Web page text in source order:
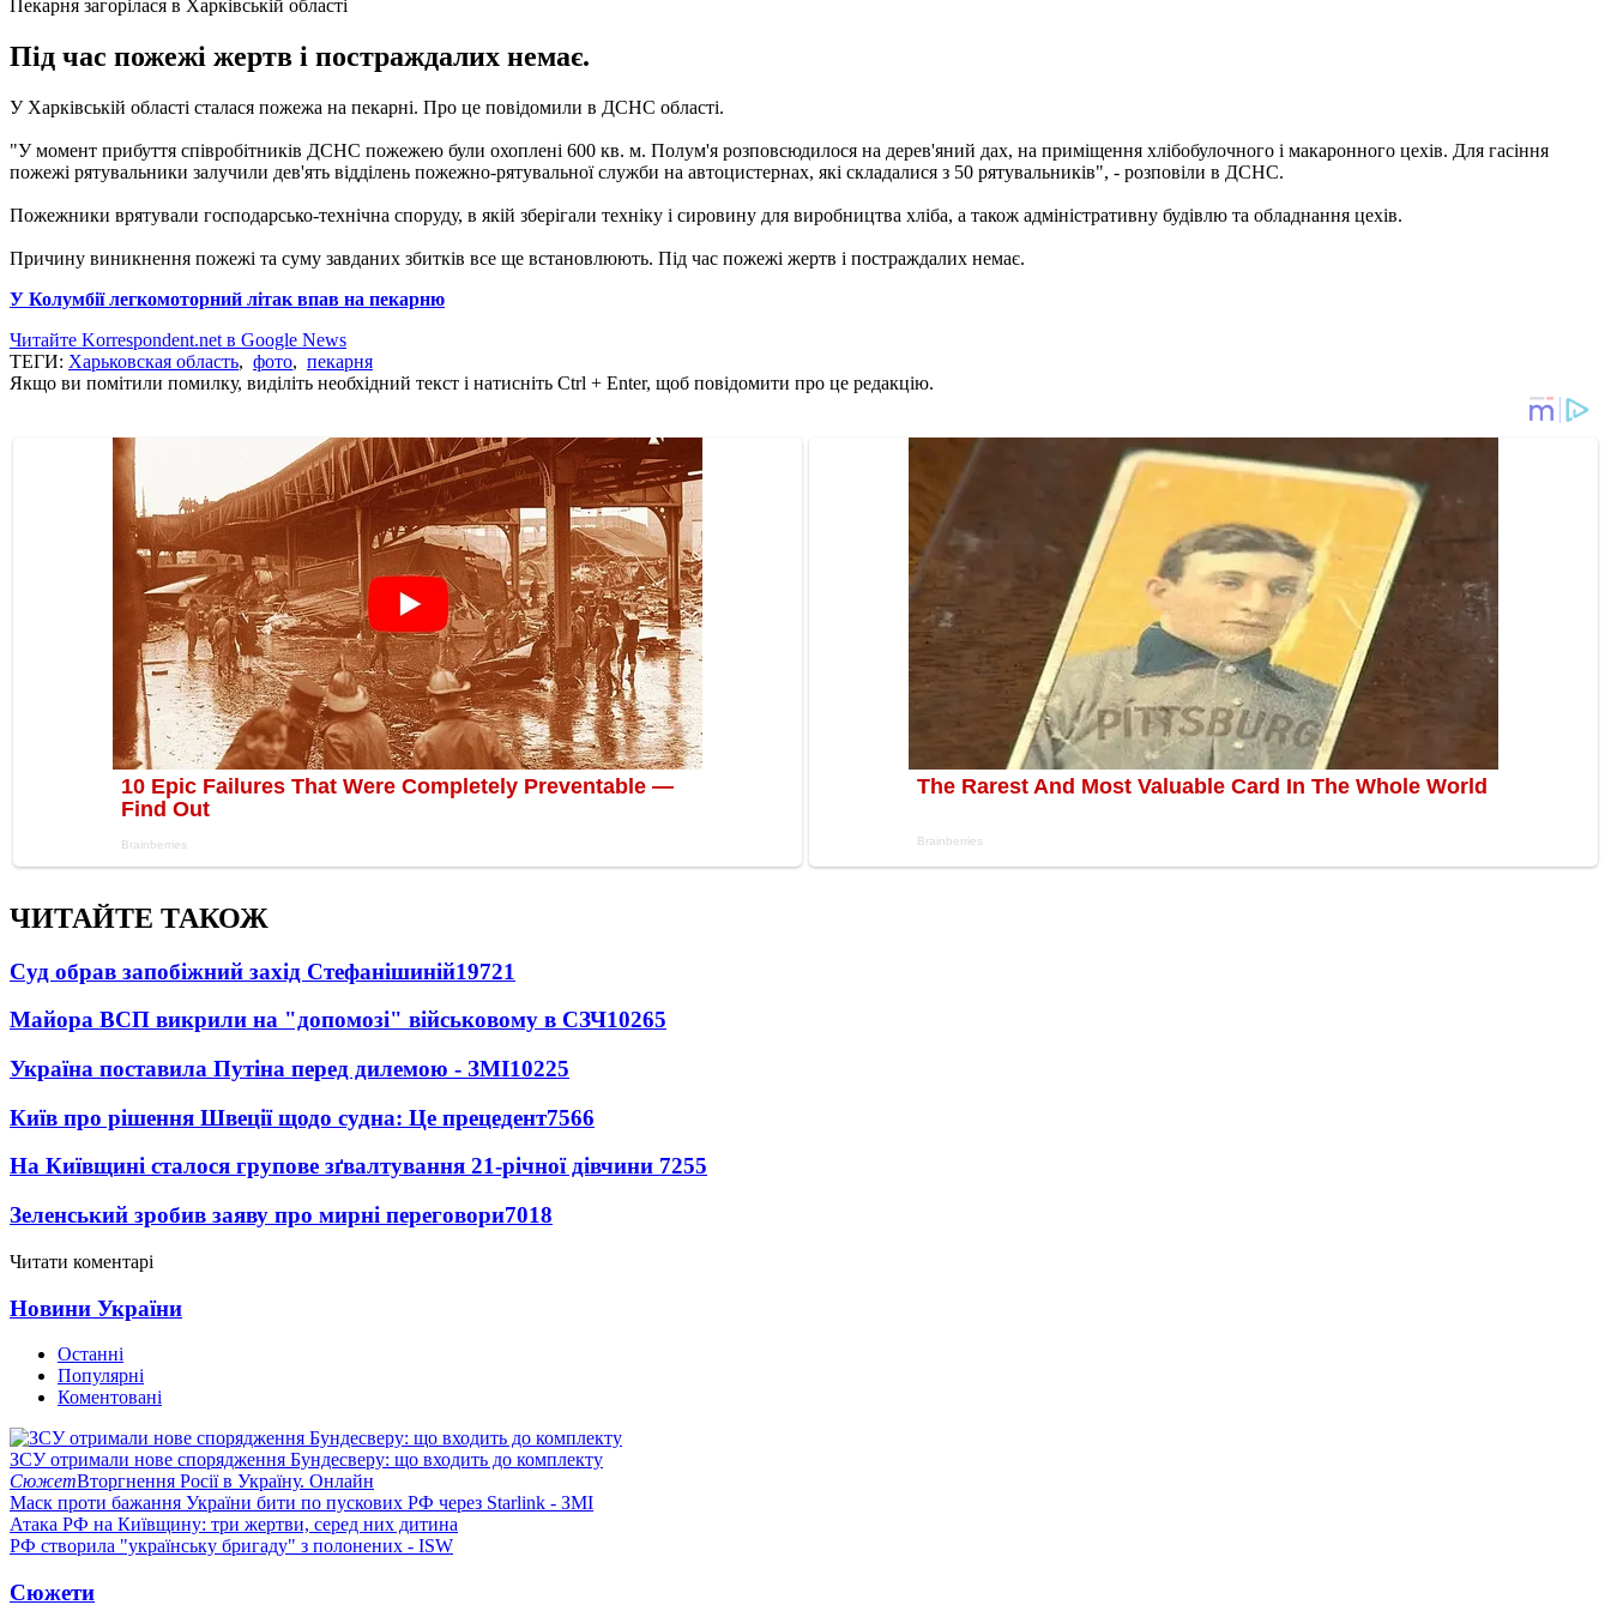
Пекарня загорілася в Харківській області
Під час пожежі жертв і постраждалих немає.
У Харківській області сталася пожежа на пекарні. Про це повідомили в ДСНС області.
"У момент прибуття співробітників ДСНС пожежею були охоплені 600 кв. м. Полум'я розповсюдилося на дерев'яний дах, на приміщення хлібобулочного і макаронного цехів. Для гасіння
пожежі рятувальники залучили дев'ять відділень пожежно-рятувальної служби на автоцистернах, які складалися з 50 рятувальників", - розповіли в ДСНС.
Пожежники врятували господарсько-технічна споруду, в якій зберігали техніку і сировину для виробництва хліба, а також адміністративну будівлю та обладнання цехів.
Причину виникнення пожежі та суму завданих збитків все ще встановлюють. Під час пожежі жертв і постраждалих немає.
У Колумбії легкомоторний літак впав на пекарню
Читайте Korrespondent.net в Google News
ТЕГИ: Харьковская область, фото, пекарня
Якщо ви помітили помилку, виділіть необхідний текст і натисніть Ctrl + Enter, щоб повідомити про це редакцію.
ЧИТАЙТЕ ТАКОЖ
Суд обрав запобіжний захід Стефанішиній19721
Майора ВСП викрили на "допомозі" військовому в СЗЧ10265
Україна поставила Путіна перед дилемою - ЗМІ10225
Київ про рішення Швеції щодо судна: Це прецедент7566
На Київщині сталося групове зґвалтування 21-річної дівчини 7255
Зеленський зробив заяву про мирні переговори7018
Читати коментарі
Новини України
Останні
Популярні
Коментовані
ЗСУ отримали нове спорядження Бундесверу: що входить до комплекту
СюжетВторгнення Росії в Україну. Онлайн
Маск проти бажання України бити по пускових РФ через Starlink - ЗМІ
Атака РФ на Київщину: три жертви, серед них дитина
РФ створила "українську бригаду" з полонених - ISW
Сюжети